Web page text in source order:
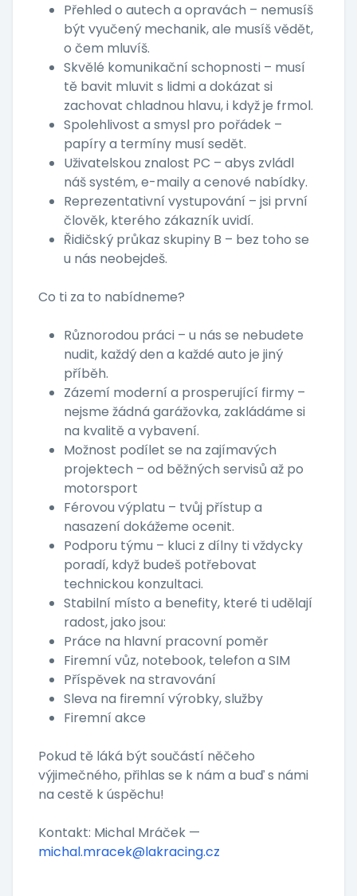
Přehled o autech a opravách – nemusíš
být vyučený mechanik, ale musíš vědět,
o čem mluvíš.
Skvělé komunikační schopnosti – musí
tě bavit mluvit s lidmi a dokázat si
zachovat chladnou hlavu, i když je frmol.
Spolehlivost a smysl pro pořádek –
papíry a termíny musí sedět.
Uživatelskou znalost PC – abys zvládl
náš systém, e-maily a cenové nabídky.
Reprezentativní vystupování – jsi první
člověk, kterého zákazník uvidí.
Řidičský průkaz skupiny B – bez toho se
u nás neobejdeš.
Co ti za to nabídneme?
Různorodou práci – u nás se nebudete
nudit, každý den a každé auto je jiný
příběh.
Zázemí moderní a prosperující firmy –
nejsme žádná garážovka, zakládáme si
na kvalitě a vybavení.
Možnost podílet se na zajímavých
projektech – od běžných servisů až po
motorsport
Férovou výplatu – tvůj přístup a
nasazení dokážeme ocenit.
Podporu týmu – kluci z dílny ti vždycky
poradí, když budeš potřebovat
technickou konzultaci.
Stabilní místo a benefity, které ti udělají
radost, jako jsou:
Práce na hlavní pracovní poměr
Firemní vůz, notebook, telefon a SIM
Příspěvek na stravování
Sleva na firemní výrobky, služby
Firemní akce
Pokud tě láká být součástí něčeho
výjimečného, přihlas se k nám a buď s námi
na cestě k úspěchu!
Kontakt: Michal Mráček —
michal.mracek@lakracing.cz